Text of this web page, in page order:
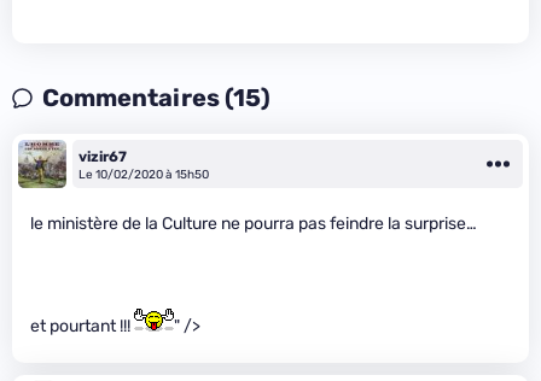
Commentaires (15)
vizir67
Le 10/02/2020 à 15h50
le ministère de la Culture ne pourra pas feindre la surprise…
et pourtant !!! " />